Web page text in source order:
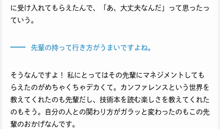
に受け入れてもらえたんで、「あ、大丈夫なんだ」って思ったっ
ていう。
先輩の持って行き方がうまいですよね。
そうなんですよ！ 私にとってはその先輩にマネジメントしても
らえたのがめちゃくちゃデカくて。カンファレンスという世界を
教えてくれたのも先輩だし、技術本を読む楽しさを教えてくれた
のもそう。自分の人との関わり方がガラッと変わったのもこの先
輩のおかげなんです。